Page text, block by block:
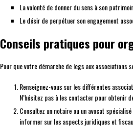
La volonté de donner du sens à son
Le désir de perpétuer son engagement
Conseils pratiques pour
Pour que votre démarche de legs aux associations
Renseignez-vous sur les différentes
N’hésitez pas à les contacter pour obtenir
Consultez un notaire ou un avocat
informer sur les aspects juridiques et